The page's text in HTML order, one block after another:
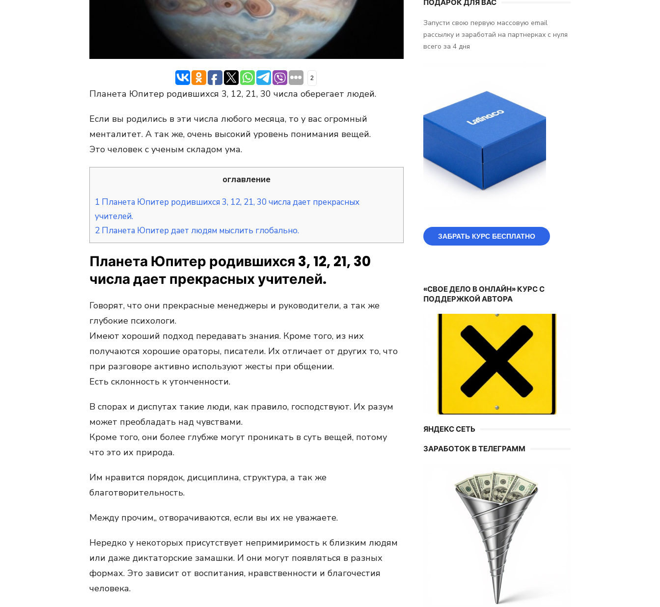
2
Планета Юпитер родившихся 3, 12, 21, 30 числа оберегает людей.
Если вы родились в эти числа любого месяца, то у вас огромный
менталитет. А так же, очень высокий уровень понимания вещей.
Это человек с ученым складом ума.
оглавление
1 Планета Юпитер родившихся 3, 12, 21, 30 числа дает прекрасных
учителей.
2 Планета Юпитер дает людям мыслить глобально.
Планета Юпитер родившихся 3, 12, 21, 30
числа дает прекрасных учителей.
Говорят, что они прекрасные менеджеры и руководители, а так же
глубокие психологи.
Имеют хороший подход передавать знания. Кроме того, из них
получаются хорошие ораторы, писатели. Их отличает от других то, что
при разговоре активно используют жесты при общении.
Есть склонность к утонченности.
В спорах и диспутах такие люди, как правило, господствуют. Их разум
может преобладать над чувствами.
Кроме того, они более глубже могут проникать в суть вещей, потому
что это их природа.
Им нравится порядок, дисциплина, структура, а так же
благотворительность.
Между прочим,, отворачиваются, если вы их не уважаете.
Нередко у некоторых присутствует непримиримость к близким людям
или даже диктаторские замашки. И они могут появляться в разных
формах. Это зависит от воспитания, нравственности и благочестия
человека.
ПОДАРОК ДЛЯ ВАС
Запусти свою первую массовую email
рассылку и заработай на партнерках с нуля
всего за 4 дня
ЗАБРАТЬ КУРС БЕСПЛАТНО
«СВОЕ ДЕЛО В ОНЛАЙН» КУРС С
ПОДДЕРЖКОЙ АВТОРА
ЯНДЕКС СЕТЬ
ЗАРАБОТОК В ТЕЛЕГРАММ